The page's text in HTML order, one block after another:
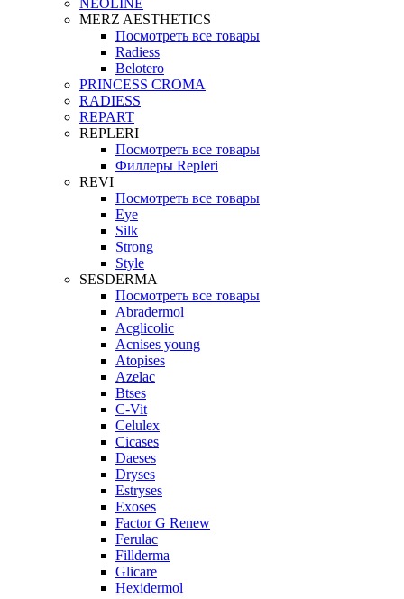
NEOLINE
MERZ AESTHETICS
Посмотреть все товары
Radiess
Belotero
PRINCESS CROMA
RADIESS
REPART
REPLERI
Посмотреть все товары
Филлеры Repleri
REVI
Посмотреть все товары
Eye
Silk
Strong
Style
SESDERMA
Посмотреть все товары
Abradermol
Acglicolic
Acnises young
Atopises
Azelac
Btses
C-Vit
Celulex
Cicases
Daeses
Dryses
Estryses
Exoses
Factor G Renew
Ferulac
Fillderma
Glicare
Hexidermol